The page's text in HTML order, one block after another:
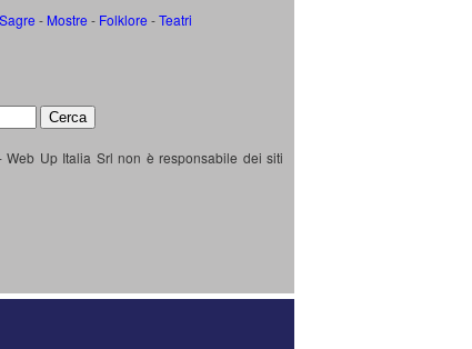
Sagre - Mostre - Folklore -Teatri
Up Italia Srl non è responsabile dei siti